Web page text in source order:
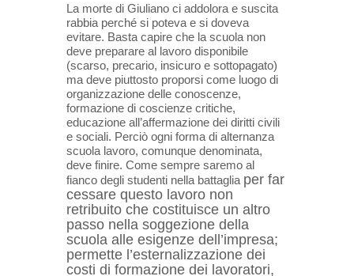
La morte di Giuliano ci addolora e suscita
rabbia perché si poteva e si doveva
evitare. Basta capire che la scuola non
deve preparare al lavoro disponibile
(scarso, precario, insicuro e sottopagato)
ma deve piuttosto proporsi come luogo di
organizzazione delle conoscenze,
formazione di coscienze critiche,
educazione all’affermazione dei diritti civili
e sociali. Perciò ogni forma di alternanza
scuola lavoro, comunque denominata,
deve finire. Come sempre saremo al
fianco degli studenti nella battaglia per far
cessare questo lavoro non
retribuito che costituisce un altro
passo nella soggezione della
scuola alle esigenze dell’impresa;
permette l’esternalizzazione dei
costi di formazione dei lavoratori,